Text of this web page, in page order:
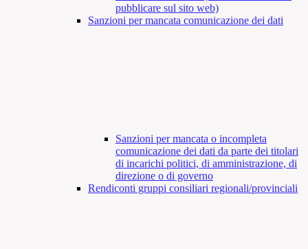
pubblicare sul sito web)
Sanzioni per mancata comunicazione dei dati
Sanzioni per mancata o incompleta
comunicazione dei dati da parte dei titolari
di incarichi politici, di amministrazione, di
direzione o di governo
Rendiconti gruppi consiliari regionali/provinciali